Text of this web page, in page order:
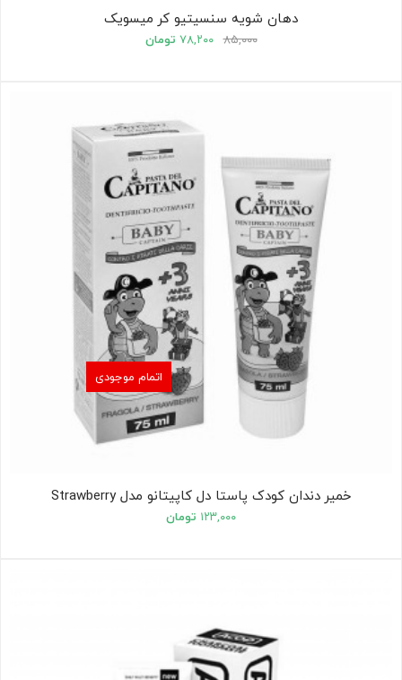
دهان شویه سنسیتیو کر میسویک
۸۵,۰۰۰ ۷۸,۲۰۰ تومان
اتمام موجودی
خمیر دندان کودک پاستا دل کاپیتانو مدل Strawberry
۱۲۳,۰۰۰ تومان